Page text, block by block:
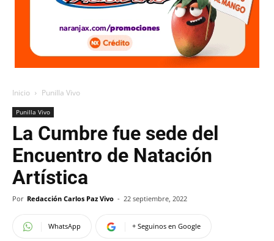
Inicio Punilla Vivo
Punilla Vivo
La Cumbre fue sede del
Encuentro de Natación
Artística
Por Redacción Carlos Paz Vivo - 22 septiembre, 2022
WhatsApp + Seguinos en Google